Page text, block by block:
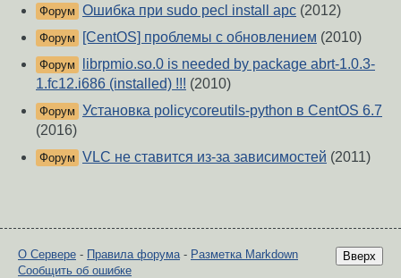
Форум Ошибка при sudo pecl install apc (2012)
Форум [CentOS] проблемы с обновлением (2010)
Форум
librpmio.so.0 is needed by package abrt-1.0.3-
1.fc12.i686 (installed) !!! (2010)
Форум Установка policycoreutils-python в CentOS 6.7
(2016)
Форум VLC не ставится из-за зависимостей (2011)
Вверх
О Сервере - Правила форума- Разметка Markdown
Сообщить об ошибке